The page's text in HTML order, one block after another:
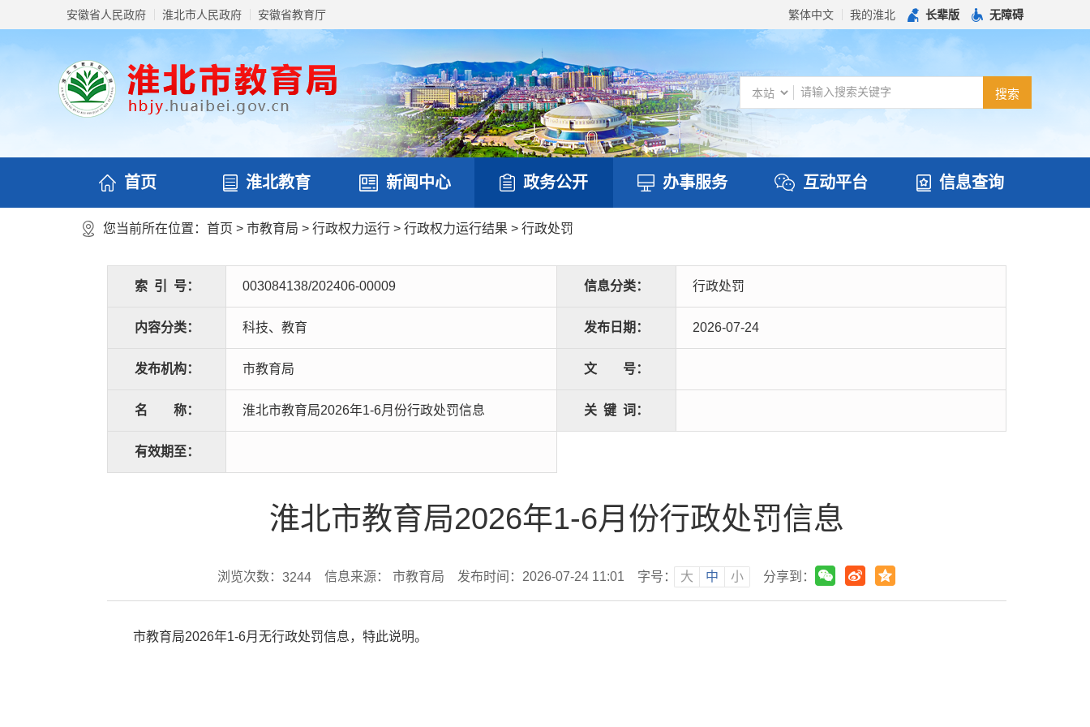
安徽省人民政府 淮北市人民政府 安徽省教育厅 繁体中文 我的淮北 长辈版 无障碍
首页 淮北教育 新闻中心 政务公开 办事服务 互动平台 信息查询
您当前所在位置： 首页 > 市教育局 > 行政权力运行 > 行政权力运行结果 > 行政处罚
索 引 号： 003084138/202406-00009 信息分类： 行政处罚
内容分类： 科技、教育 发布日期： 2026-07-24
发布机构： 市教育局 文 号：
名 称： 淮北市教育局2026年1-6月份行政处罚信息 关 键 词：
有效期至：
淮北市教育局2026年1-6月份行政处罚信息
浏览次数： 3244 信息来源： 市教育局 发布时间：2026-07-24 11:01 字号： 大 中 小 分享到：
市教育局2026年1-6月无行政处罚信息，特此说明。